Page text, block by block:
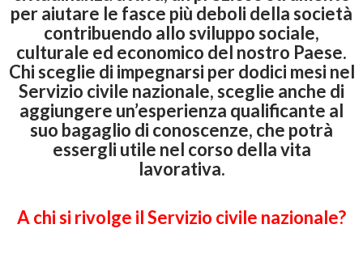
per aiutare le fasce più deboli della società
contribuendo allo sviluppo sociale,
culturale ed economico del nostro Paese.
Chi sceglie di impegnarsi per dodici mesi nel
Servizio civile nazionale, sceglie anche di
aggiungere un’esperienza qualificante al
suo bagaglio di conoscenze, che potrà
essergli utile nel corso della vita
lavorativa.
A chi si rivolge il Servizio civile nazionale?